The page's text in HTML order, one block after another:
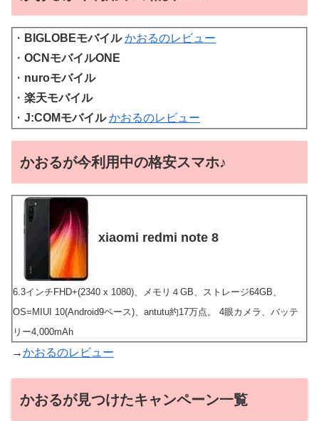
・ BIGLOBEモバイル かおるのレビュー
・ OCNモバイルONE
・ nuroモバイル
・ 楽天モバイル
・ J:COMモバイル かおるのレビュー
かおるが今利用中の格安スマホ♪
xiaomi redmi note 8
6.3インチFHD+(2340 x 1080)、メモリ４GB、ストレージ64GB、
OS=MIUI 10(Android9ベース)、antutu約17万点。 4眼カメラ、バッテ
リー4,000mAh
→かおるのレビュー
かおるが見つけたキャンペーン一覧